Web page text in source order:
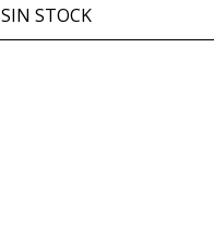
SIN STOCK